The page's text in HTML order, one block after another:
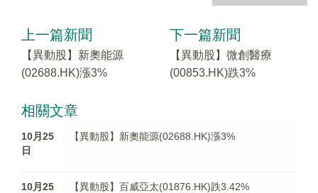
上一篇新聞
【異動股】新奧能源
(02688.HK)漲3%
下一篇新聞
【異動股】微創醫療
(00853.HK)跌3%
相關文章
10月25
日
【異動股】新奧能源(02688.HK)漲3%
10月25
【異動股】百威亞太(01876.HK)跌3.42%